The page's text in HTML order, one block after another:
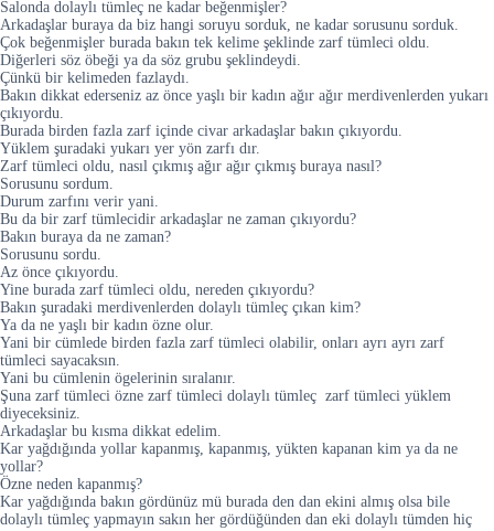
Salonda dolaylı tümleç ne kadar beğenmişler?
Arkadaşlar buraya da biz hangi soruyu sorduk, ne kadar sorusunu sorduk.
Çok beğenmişler burada bakın tek kelime şeklinde zarf tümleci oldu.
Diğerleri söz öbeği ya da söz grubu şeklindeydi.
Çünkü bir kelimeden fazlaydı.
Bakın dikkat ederseniz az önce yaşlı bir kadın ağır ağır merdivenlerden yukarı
çıkıyordu.
Burada birden fazla zarf içinde civar arkadaşlar bakın çıkıyordu.
Yüklem şuradaki yukarı yer yön zarfı dır.
Zarf tümleci oldu, nasıl çıkmış ağır ağır çıkmış buraya nasıl?
Sorusunu sordum.
Durum zarfını verir yani.
Bu da bir zarf tümlecidir arkadaşlar ne zaman çıkıyordu?
Bakın buraya da ne zaman?
Sorusunu sordu.
Az önce çıkıyordu.
Yine burada zarf tümleci oldu, nereden çıkıyordu?
Bakın şuradaki merdivenlerden dolaylı tümleç çıkan kim?
Ya da ne yaşlı bir kadın özne olur.
Yani bir cümlede birden fazla zarf tümleci olabilir, onları ayrı ayrı zarf
tümleci sayacaksın.
Yani bu cümlenin ögelerinin sıralanır.
Şuna zarf tümleci özne zarf tümleci dolaylı tümleç zarf tümleci yüklem
diyeceksiniz.
Arkadaşlar bu kısma dikkat edelim.
Kar yağdığında yollar kapanmış, kapanmış, yükten kapanan kim ya da ne
yollar?
Özne neden kapanmış?
Kar yağdığında bakın gördünüz mü burada den dan ekini almış olsa bile
dolaylı tümleç yapmayın sakın her gördüğünden dan eki dolaylı tümden hiç